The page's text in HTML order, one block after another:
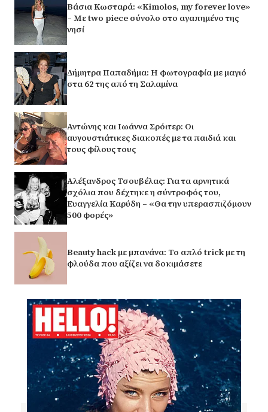
Βάσια Κωσταρά: «Kimolos, my forever love»
– Με two piece σύνολο στο αγαπημένο της
νησί
Δήμητρα Παπαδήμα: Η φωτογραφία με μαγιό
στα 62 της από τη Σαλαμίνα
Αντώνης και Ιωάννα Σρόιτερ: Οι
αυγουστιάτικες διακοπές με τα παιδιά και
τους φίλους τους
Αλέξανδρος Τσουβέλας: Για τα αρνητικά
σχόλια που δέχτηκε η σύντροφός του,
Ευαγγελία Καρύδη – «Θα την υπερασπιζόμουν
500 φορές»
Beauty hack με μπανάνα: Το απλό trick με τη
φλούδα που αξίζει να δοκιμάσετε